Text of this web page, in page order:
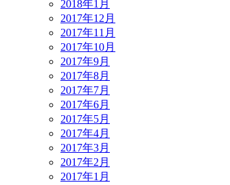
2018年1月
2017年12月
2017年11月
2017年10月
2017年9月
2017年8月
2017年7月
2017年6月
2017年5月
2017年4月
2017年3月
2017年2月
2017年1月